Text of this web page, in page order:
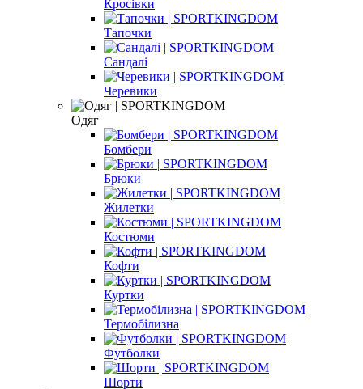
Кросівки
Тапочки
Сандалі
Черевики
Одяг
Бомбери
Брюки
Жилетки
Костюми
Кофти
Куртки
Термобілизна
Футболки
Шорти